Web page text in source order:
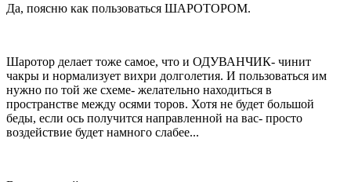
Да, поясню как пользоваться ШАРОТОРОМ.
Шаротор делает тоже самое, что и ОДУВАНЧИК- чинит
чакры и нормализует вихри долголетия. И пользоваться им
нужно по той же схеме- желательно находиться в
пространстве между осями торов. Хотя не будет большой
беды, если ось получится направленной на вас- просто
воздействие будет намного слабее...